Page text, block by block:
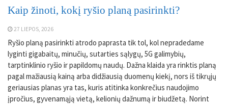
Kaip žinoti, kokį ryšio planą pasirinkti?
27 LIEPOS, 2026
Ryšio planą pasirinkti atrodo paprasta tik tol, kol nepradedame
lyginti gigabaitų, minučių, sutarties sąlygų, 5G galimybių,
tarptinklinio ryšio ir papildomų naudų. Dažna klaida yra rinktis planą
pagal mažiausią kainą arba didžiausią duomenų kiekį, nors iš tikrųjų
geriausias planas yra tas, kuris atitinka konkrečius naudojimo
įpročius, gyvenamąją vietą, kelionių dažnumą ir biudžetą. Norint